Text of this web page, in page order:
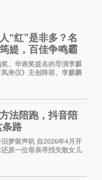
“红”是非多？名
媞，百佳争鸣霸
、华表奖提名的导演李麒
来仪》主创阵容。李麒麟
获得金鸡奖、华表奖提
外电影制作，其担任制片
法陪跑，抖音陪
条路
留声机 自2026年4月开
原一位母亲寻找失散女儿
达获得大量用户关注，发
亿曝光、超1000万互动。